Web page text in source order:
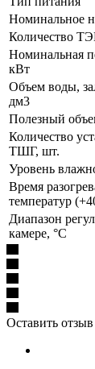
Номинальное
Количество
Номинальная
кВт
Объем воды,
дм3
Полезный
Количество
ТШГ, шт.
Уровень
Время
температур
Диапазон
камере, °С
Оставить отзыв